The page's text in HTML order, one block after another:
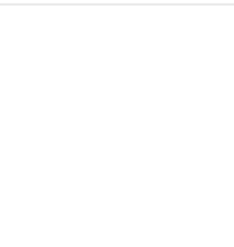
przywracając trawnikowi
od użycia. Idealny do